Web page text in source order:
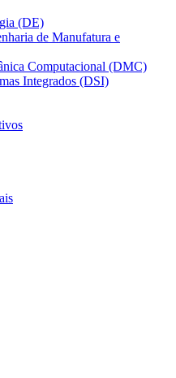
(DE)
de Manufatura e
Computacional (DMC)
Integrados (DSI)